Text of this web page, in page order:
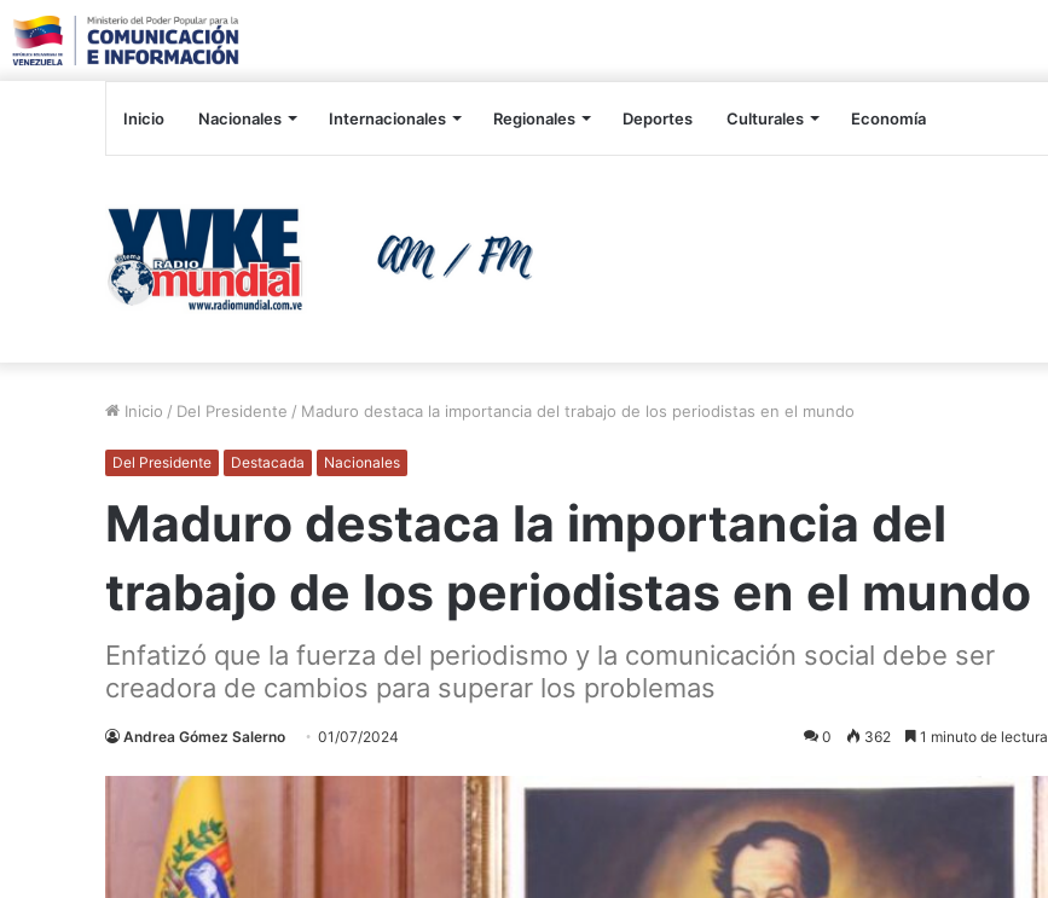
Inicio Nacionales Internacionales Regionales Deportes Culturales Economía
Inicio / Del Presidente / Maduro destaca la importancia del trabajo de los periodistas en el mundo
Del Presidente Destacada Nacionales
Maduro destaca la importancia del
trabajo de los periodistas en el mundo
Enfatizó que la fuerza del periodismo y la comunicación social debe ser
creadora de cambios para superar los problemas
Andrea Gómez Salerno 01/07/2024 0 362 1 minuto de lectura